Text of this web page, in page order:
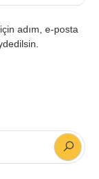
adım, e-posta